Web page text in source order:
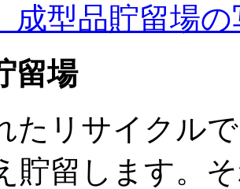
成型品貯留場
留場
たリサイクル
貯留します。